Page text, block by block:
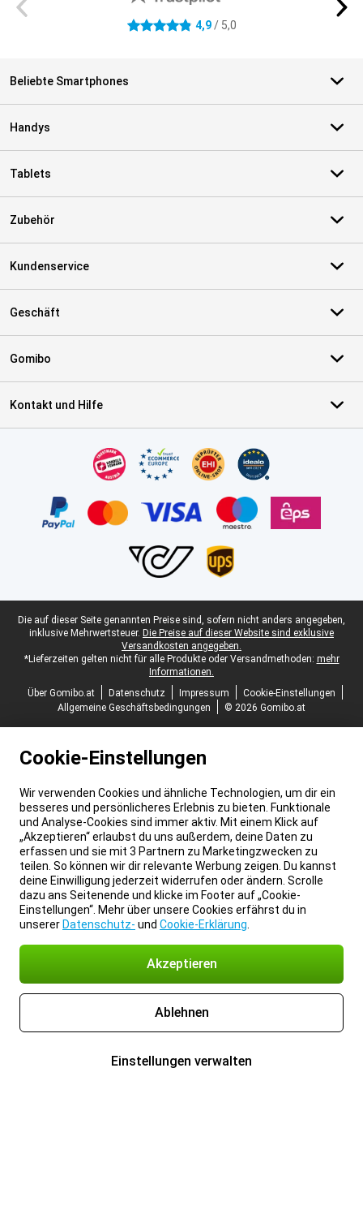
4.9 Sterne 4,9/ 5,0
Beliebte Smartphones
Handys
Tablets
Zubehör
Kundenservice
Geschäft
Gomibo
Kontakt und Hilfe
Juristische Fußzeile
Die auf dieser Seite genannten Preise sind, sofern nicht anders angegeben,
inklusive Mehrwertsteuer. Die Preise auf dieser Website sind exklusive
Versandkosten angegeben.
*Lieferzeiten gelten nicht für alle Produkte oder Versandmethoden: mehr
Informationen.
Über Gomibo.at
Datenschutz Impressum
Cookie-Einstellungen
Allgemeine Geschäftsbedingungen
© 2026 Gomibo.at
Cookie-Einstellungen
Wir verwenden Cookies und ähnliche Technologien, um dir ein
besseres und persönlicheres Erlebnis zu bieten. Funktionale
und Analyse-Cookies sind immer aktiv. Mit einem Klick auf
„Akzeptieren“ erlaubst du uns außerdem, deine Daten zu
erfassen und sie mit 3 Partnern zu Marketingzwecken zu
teilen. So können wir dir relevante Werbung zeigen. Du kannst
deine Einwilligung jederzeit widerrufen oder ändern. Scrolle
dazu ans Seitenende und klicke im Footer auf „Cookie-
Einstellungen“. Mehr über unsere Cookies erfährst du in
unserer Datenschutz- und Cookie-Erklärung
Akzeptieren
Ablehnen
Einstellungen verwalten